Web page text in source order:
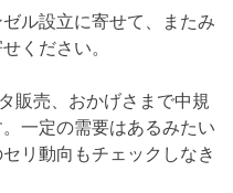
ル設立に寄せて、またみ
ください。
販売、おかげさまで中規
一定の需要はあるみたい
リ動向もチェックしなき